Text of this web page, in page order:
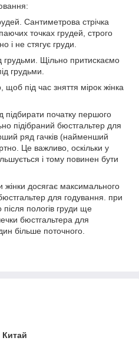
Сантиметрова стрічка
точках грудей, строго
і не стягує груди.
Щільно притискаємо
грудьми.
щоб під час зняття мірок жінка
підбирати початку першого
підібраний бюстгальтер для
ряд гачків (найменший
Це важливо, оскільки у
і тому повинен бути
жінки досягає максимального
для годування. при
пологів груди ще
бюстгальтера для
більше поточного.
Китай